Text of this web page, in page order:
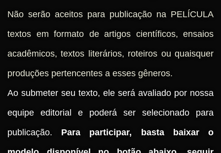
Não serão aceitos para publicação na PELÍCULA
textos em formato de artigos científicos, ensaios
acadêmicos, textos literários, roteiros ou quaisquer
produções pertencentes a esses gêneros.
Ao submeter seu texto, ele será avaliado por nossa
equipe editorial e poderá ser selecionado para
publicação. Para participar, basta baixar o